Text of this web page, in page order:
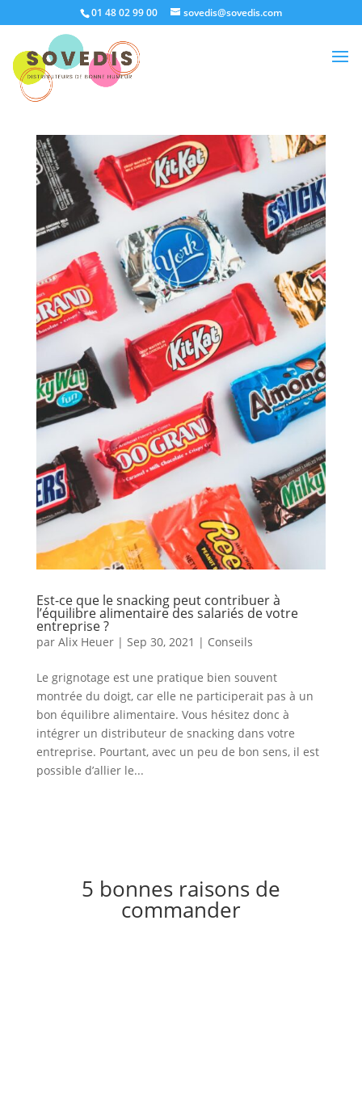
01 48 02 99 00 sovedis@sovedis.com
Est-ce que le snacking peut contribuer à
l’équilibre alimentaire des salariés de votre
entreprise ?
par Alix Heuer| Sep 30, 2021 | Conseils
Le grignotage est une pratique bien souvent
montrée du doigt, car elle ne participerait pas à un
bon équilibre alimentaire. Vous hésitez donc à
intégrer un distributeur de snacking dans votre
entreprise. Pourtant, avec un peu de bon sens, il est
possible d’allier le...
5 bonnes raisons de
commander